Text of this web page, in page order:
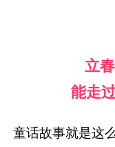
立
能走
童话故事就是这